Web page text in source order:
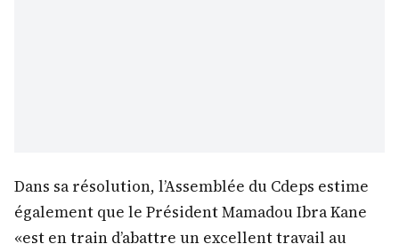
Dans sa résolution, l’Assemblée du Cdeps estime
également que le Président Mamadou Ibra Kane
«est en train d’abattre un excellent travail au